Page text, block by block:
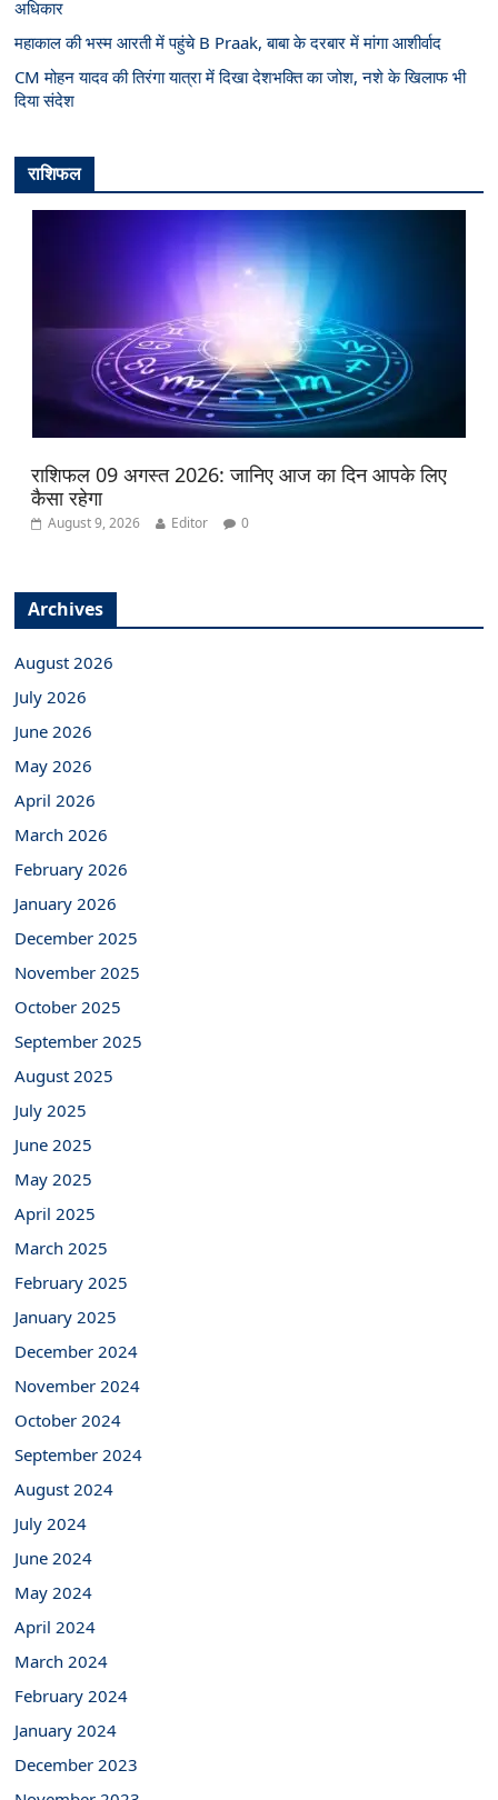
अधिकार
महाकाल की भस्म आरती में पहुंचे B Praak, बाबा के दरबार में मांगा आशीर्वाद
CM मोहन यादव की तिरंगा यात्रा में दिखा देशभक्ति का जोश, नशे के खिलाफ भी
दिया संदेश
राशिफल
राशिफल 09 अगस्त 2026: जानिए आज का दिन आपके लिए
कैसा रहेगा
August 9, 2026 Editor 0
Archives
August 2026
July 2026
June 2026
May 2026
April 2026
March 2026
February 2026
January 2026
December 2025
November 2025
October 2025
September 2025
August 2025
July 2025
June 2025
May 2025
April 2025
March 2025
February 2025
January 2025
December 2024
November 2024
October 2024
September 2024
August 2024
July 2024
June 2024
May 2024
April 2024
March 2024
February 2024
January 2024
December 2023